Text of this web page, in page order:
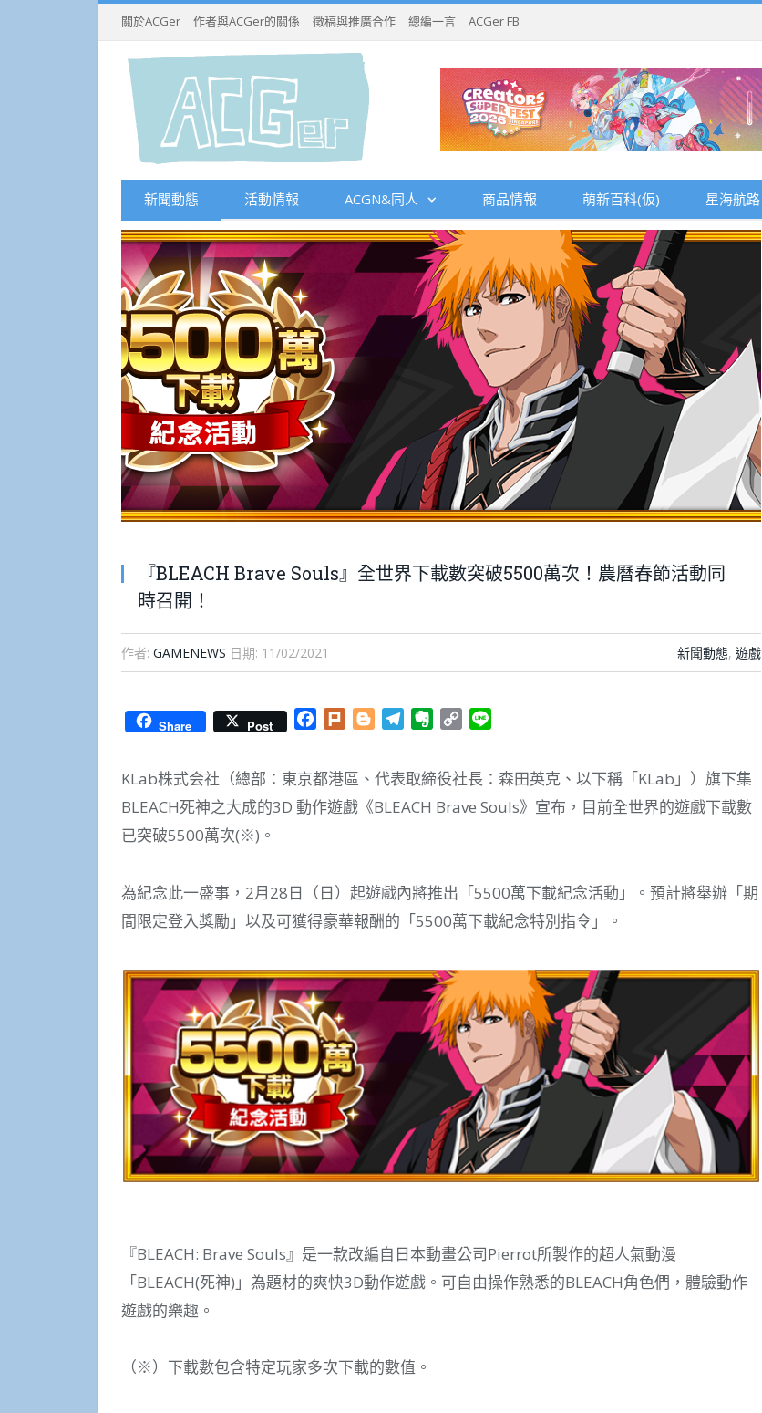
關於ACGer 作者與ACGer的關係 徵稿與推廣合作 總編一言 ACGer FB
新聞動態 活動情報 ACGN&同人 商品情報 萌新百科(仮) 星海航路
『BLEACH Brave Souls』全世界下載數突破5500萬次！農曆春節活動同
時召開！
作者: GAMENEWS 日期: 11/02/2021 新聞動態, 遊戲
Share Post Facebook
Plurk BloggerTelegramEvernote
Copy
KLab株式会社（總部：東京都港區、代表取締役社長：森田英克、以下稱「KLab」）旗下集
BLEACH死神之大成的3D 動作遊戲《BLEACH Brave Souls》宣布，目前全世界的遊戲下載數
已突破5500萬次(※)。
為紀念此一盛事，2月28日（日）起遊戲內將推出「5500萬下載紀念活動」。預計將舉辦「期
間限定登入獎勵」以及可獲得豪華報酬的「5500萬下載紀念特別指令」。
『BLEACH: Brave Souls』是一款改編自日本動畫公司Pierrot所製作的超人氣動漫
「BLEACH(死神)」為題材的爽快3D動作遊戲。可自由操作熟悉的BLEACH角色們，體驗動作
遊戲的樂趣。
（※）下載數包含特定玩家多次下載的數值。